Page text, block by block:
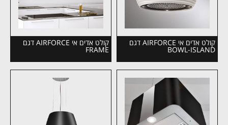
קולט אדים אי AIRFORCE דגם
BOWL-ISLAND
קולט אדים אי AIRFORCE דגם
FRAME